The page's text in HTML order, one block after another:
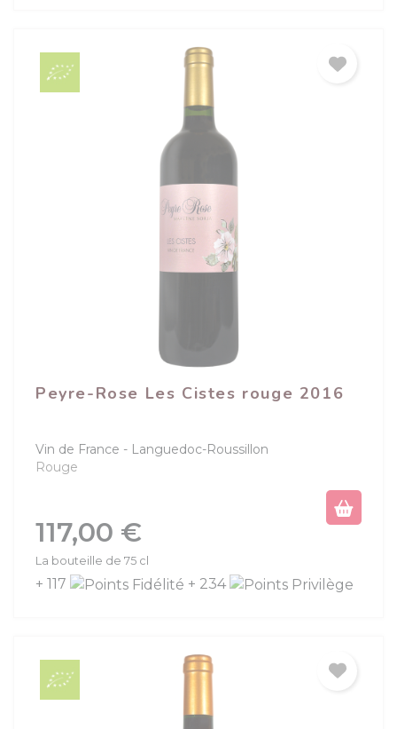
Peyre-Rose Les Cistes rouge 2016
Vin de France
Languedoc-Roussillon
Rouge
Prix
117,00 €
La bouteille de 75 cl
+ 117 + 234